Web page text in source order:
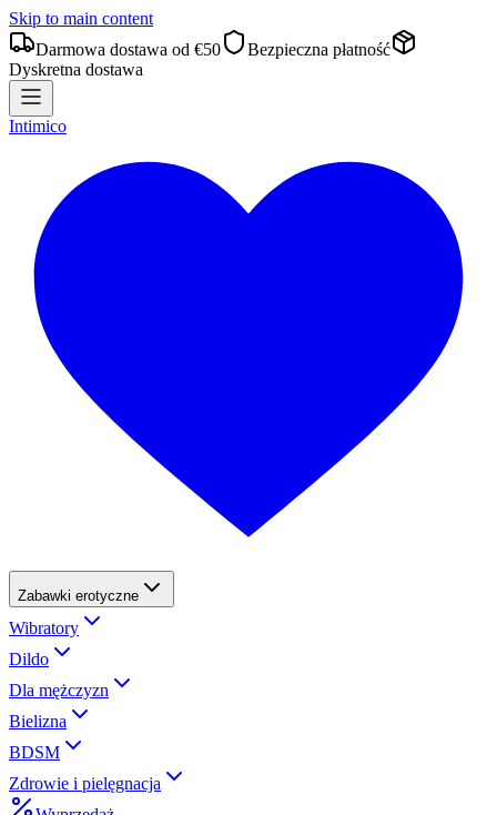
Skip to main content
Darmowa dostawa od €50
Bezpieczna płatność
Dyskretna dostawa
Intimico
Zabawki erotyczne
Wibratory
Dildo
Dla mężczyzn
Bielizna
BDSM
Zdrowie i pielęgnacja